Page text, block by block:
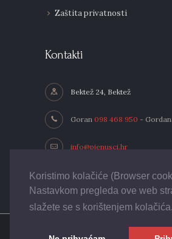
Koristimo kolačiće (Browser
Nastavkom pregleda ove web
slažete se s korištenjem kolačića.
Zaštita privatnosti
Kontakti
Bektež 24, Bektež
Goran098 468 950 -
info@pjenusci.hr